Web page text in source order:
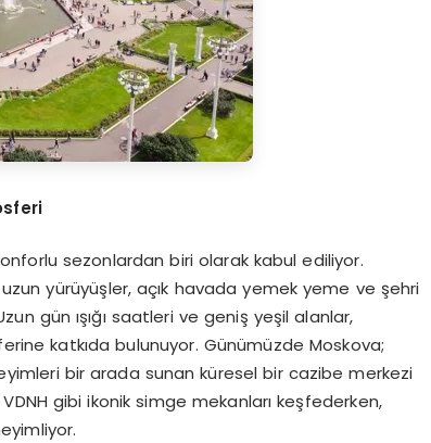
sezonlardan biri olarak kabul ediliyor.
uzun yürüyüşler, açık havada yemek yeme ve şehri
gün ışığı saatleri ve geniş yeşil alanlar,
katkıda bulunuyor. Günümüzde Moskova;
bir arada sunan küresel bir cazibe merkezi
gibi ikonik simge mekanları keşfederken,